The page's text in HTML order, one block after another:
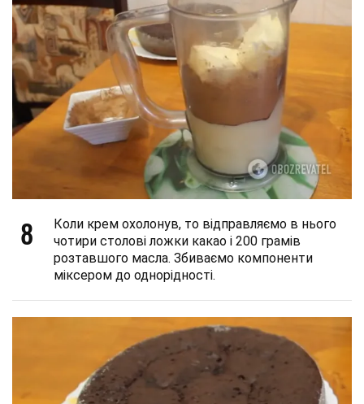
8
Коли крем охолонув, то відправляємо в нього
чотири столові ложки какао і 200 грамів
розтавшого масла. Збиваємо компоненти
міксером до однорідності.